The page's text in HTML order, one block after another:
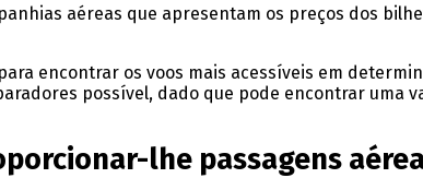
aéreas que apresentam os preços dos
encontrar os voos mais acessíveis em
possível, dado que pode encontrar uma
lhe passagens